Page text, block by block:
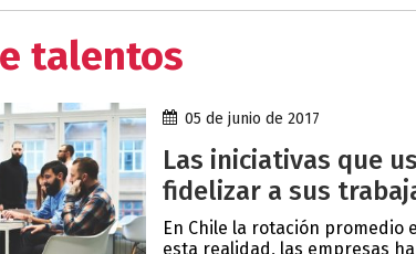
talentos
05 de junio de 2017
Las iniciativas que
fidelizar a sus
En Chile la rotación promedio
esta realidad, las empresas